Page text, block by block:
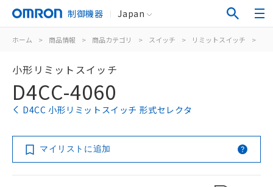
制御機器 Japan
ホーム > 商品情報 > 商品カテゴリ > スイッチ > リミットスイッチ >
小形リミットスイッチ
D4CC-4060
D4CC 小形リミットスイッチ 形式セレクタ
マイリストに追加